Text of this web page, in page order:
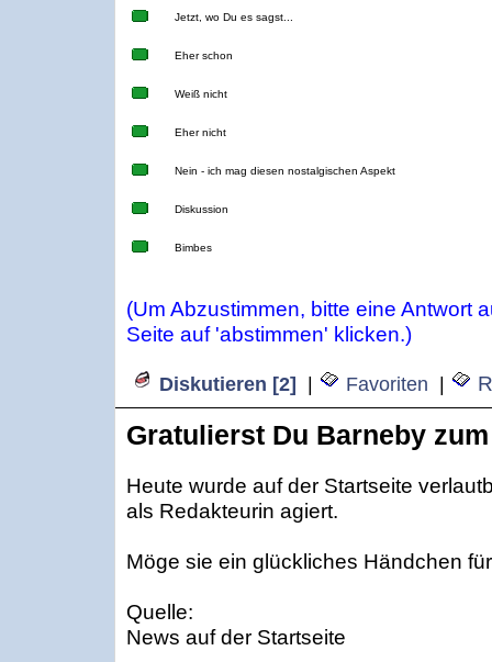
Jetzt, wo Du es sagst...
Eher schon
Weiß nicht
Eher nicht
Nein - ich mag diesen nostalgischen Aspekt
Diskussion
Bimbes
(Um Abzustimmen, bitte eine Antwort
Seite auf 'abstimmen' klicken.)
Diskutieren [2] Favoriten
Gratulierst Du Barneby
Heute wurde auf der Startseite
als Redakteurin agiert.
Möge sie ein glückliches Händchen
Quelle:
News auf der Startseite